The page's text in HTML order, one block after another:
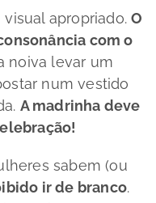
visual apropriado.O
com o
noiva levar um
num vestido
A madrinha deve
sabem (ou
ir de branco.